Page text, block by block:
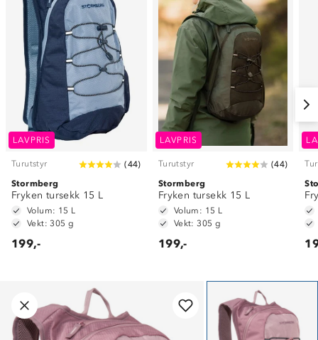
LAVPRIS
Turutstyr (44)
Stormberg
Fryken tursekk 15 L
Volum: 15 L
Vekt: 305 g
199,-
LAVPRIS
Turutstyr (44)
Stormberg
Fryken tursekk 15 L
Volum: 15 L
Vekt: 305 g
199,-